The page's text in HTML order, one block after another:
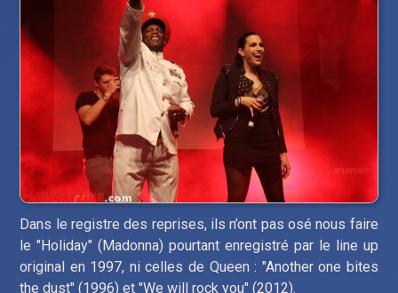
Dans le registre des reprises, ils n’ont pas osé nous faire
le "Holiday" (Madonna) pourtant enregistré par le line up
original en 1997, ni celles de Queen : "Another one bites
the dust" (1996) et "We will rock you" (2012).